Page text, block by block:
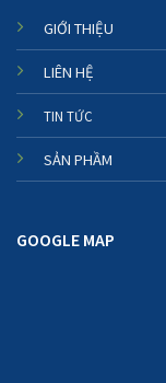
GIỚI THIỆU
LIÊN HỆ
TIN TỨC
SẢN PHẦM
GOOGLE MAP